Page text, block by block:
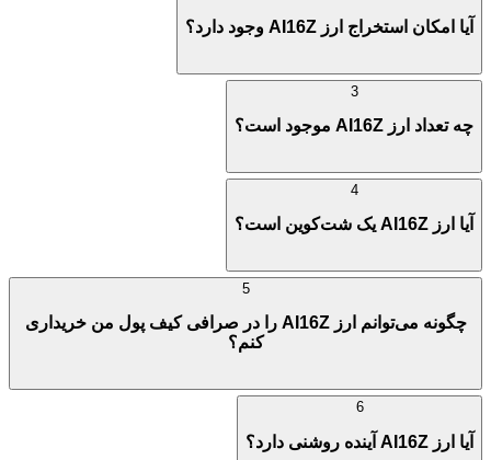
آیا امکان استخراج ارز AI16Z وجود دارد؟
چه تعداد ارز AI16Z موجود است؟
آیا ارز AI16Z یک شت‌کوین است؟
چگونه می‌توانم ارز AI16Z را در صرافی کیف پول من خریداری
کنم؟
آیا ارز AI16Z آینده روشنی دارد؟